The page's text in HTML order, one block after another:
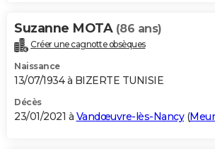
Suzanne MOTA (86 ans)
Créer une cagnotte obsèques
Naissance
13/07/1934 à BIZERTE TUNISIE
Décès
23/01/2021 à Vandœuvre-lès-Nancy(